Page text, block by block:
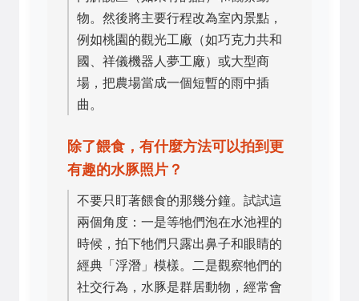
物。然後將主要行程改為室內景點，
例如桃園的觀光工廠（如巧克力共和
國、祥儀機器人夢工廠）或大型商
場，把農場當成一個短暫的雨中插
曲。
除了餵食，有什麼方法可以拍到更
有趣的水豚照片？
不要只盯著餵食的那幾分鐘。試試這
兩個角度：一是等牠們泡在水池裡的
時候，拍下牠們只露出鼻子和眼睛的
經典「浮潛」模樣。二是觀察牠們的
社交行為，水豚是群居動物，經常會